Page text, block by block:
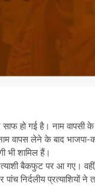
हो गई है। नाम वापसी
वापस लेने के बाद भाजपा-
भी शामिल हैं।
बैकफुट पर आ गए।
निर्दलीय प्रत्याशियों ने